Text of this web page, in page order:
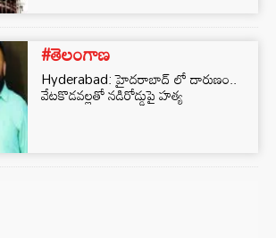
#తెలంగాణ
Hyderabad: హైదరాబాద్‌ లో దారుణం..
వేటకొడవల్లతో నడిరోడ్డుపై హత్య